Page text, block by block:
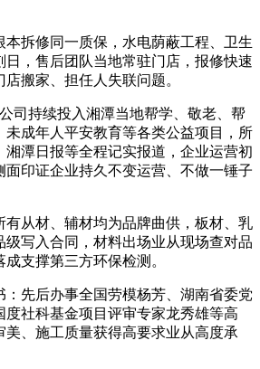
拆修同一质保，水电荫蔽工程、卫生
日，售后团队当地常驻门店，报修快速
搬家、担任人失联问题。
持续投入湘潭当地帮学、敬老、帮
未成年人平安教育等各类公益项目，所
湘潭日报等全程记实报道，企业运营初
面印证企业持久不变运营、不做一锤子
从材、辅材均为品牌曲供，板材、乳
级写入合同，材料出场业从现场查对品
支撑第三方环保检测。
先后办事全国劳模杨芳、湖南省委党
度社科基金项目评审专家龙秀雄等高
美、施工质量获得高要求业从高度承